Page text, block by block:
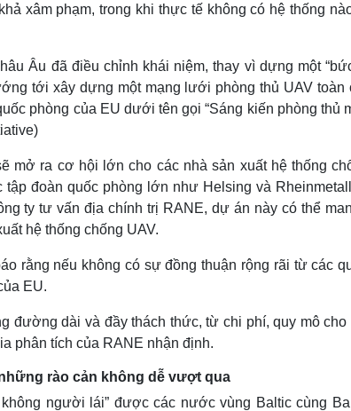
xâm phạm, trong khi thực tế không có hệ thống
Âu đã điều chỉnh khái niệm, thay vì dựng một
tới xây dựng một mạng lưới phòng thủ UAV
phòng của EU dưới tên gọi “Sáng kiến phòng thủ
mở ra cơ hội lớn cho các nhà sản xuất hệ thống
tập đoàn quốc phòng lớn như Helsing và
ty tư vấn địa chính trị RANE, dự án này có thể
hệ thống chống UAV.
rằng nếu không có sự đồng thuận rộng rãi từ các
EU.
đường dài và đầy thách thức, từ chi phí, quy mô
phân tích của RANE nhận định.
rào cản không dễ vượt qua
người lái” được các nước vùng Baltic cùng